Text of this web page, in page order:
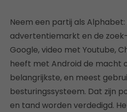
Neem een partij als
advertentiemarkt en de
Google, video met Youtube,
heeft met Android de macht
belangrijkste, en meest
besturingssysteem. Dat zijn
en tand worden verdedigd.